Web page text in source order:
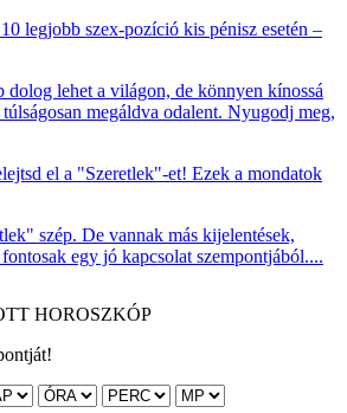
legjobb szex-pozíció kis pénisz esetén –
dolog lehet a világon, de könnyen kínossá
megáldva odalent. Nyugodj meg,
el a "Szeretlek"-et! Ezek a mondatok
szép. De vannak más kijelentések,
egy jó kapcsolat szempontjából....
HOROSZKÓP